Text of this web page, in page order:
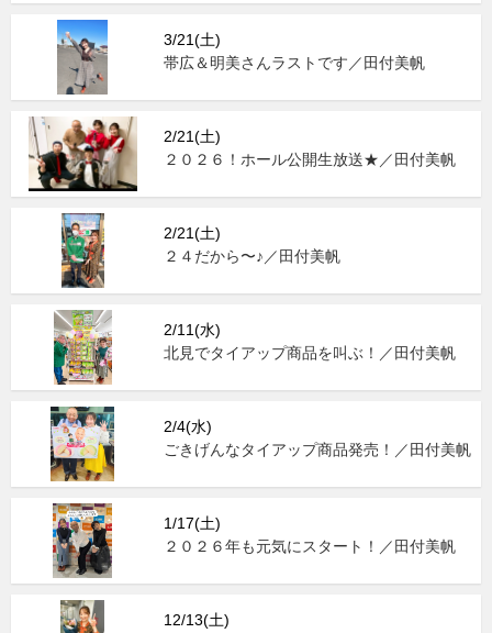
3/21(土)
帯広＆明美さんラストです／田付美帆
2/21(土)
２０２６！ホール公開生放送★／田付美帆
2/21(土)
２４だから〜♪／田付美帆
2/11(水)
北見でタイアップ商品を叫ぶ！／田付美帆
2/4(水)
ごきげんなタイアップ商品発売！／田付美帆
1/17(土)
２０２６年も元気にスタート！／田付美帆
12/13(土)